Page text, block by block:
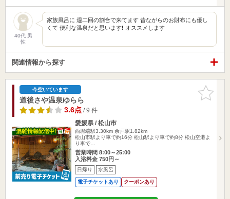
40代 男
性
家族風呂に 週二回の割合で来てます 昔ながらのお財布にも優し
くて 便利な温泉だと思います❗ オススメします
関連情報から探す
お気に入
りに追加
今空いています
道後さや温泉ゆらら
3.6点/ 9 件
愛媛県 / 松山市
西堀端駅3.30km 余戸駅1.82km
松山市駅より車で約16分 松山駅より車で約8分 松山空港よ
り車で…
営業時間 8:00～25:00
入浴料金 750円～
日帰り 水風呂
電子チケットあり クーポンあり